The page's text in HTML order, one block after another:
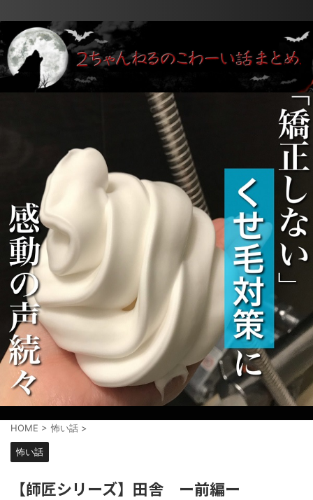
HOME > 怖い話 >
怖い話
【師匠シリーズ】田舎 ー前編ー